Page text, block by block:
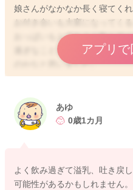
娘さんがなかなか長く寝てく
お付き合いも大変になってくる
おっぱいもとてもよく飲んで
過ぎなこともあり、落ち着か
のかなと思いました。
抱っこであれば眠れるけれど
実際の詳しい状況はわからな
して寝かせてあげてみるのも
アプリ
あゆ
0歳1カ月
よく飲み過ぎて溢乳、吐き戻
可能性があるかもしれません